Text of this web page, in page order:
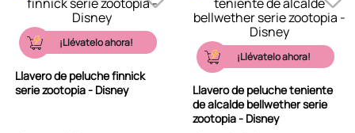
¡Llévatelo ahora!
Llavero de peluche finnick
serie zootopia - Disney
¡Llévatelo ahora!
Llavero de peluche teniente
de alcalde bellwether serie
zootopia - Disney